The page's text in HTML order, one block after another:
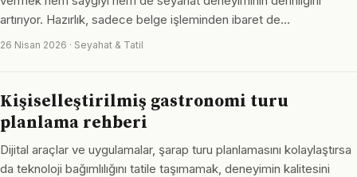
artırıyor. Hazırlık, sadece belge işleminden ibaret de…
26 Nisan 2026 · Seyahat & Tatil
Kişiselleştirilmiş gastronomi turu
planlama rehberi
Dijital araçlar ve uygulamalar, şarap turu planlamasını kolaylaştırsa
da teknoloji bağımlılığını tatile taşımamak, deneyimin kalitesini